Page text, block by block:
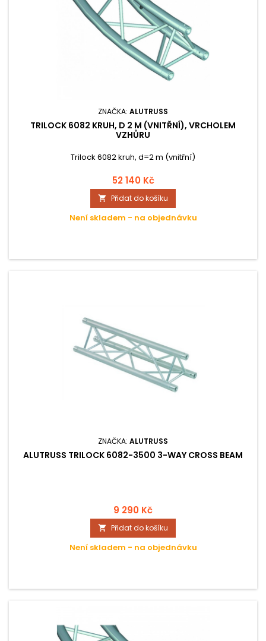
ZNAČKA: ALUTRUSS
TRILOCK 6082 KRUH, D 2 M (VNITŘNÍ), VRCHOLEM
VZHŮRU
Trilock 6082 kruh, d=2 m (vnitřní)
52 140 Kč
 Přidat do košíku
Není skladem - na objednávku
ZNAČKA: ALUTRUSS
ALUTRUSS TRILOCK 6082-3500 3-WAY CROSS BEAM
9 290 Kč
 Přidat do košíku
Není skladem - na objednávku